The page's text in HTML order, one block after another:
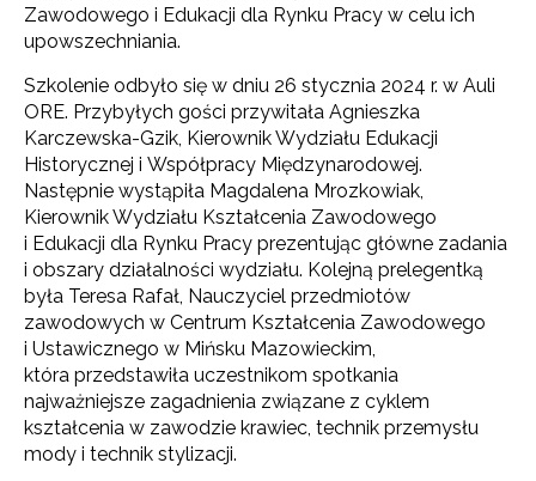
Zawodowego i Edukacji dla Rynku Pracy w celu ich
upowszechniania.
Szkolenie odbyło się w dniu 26 stycznia 2024 r. w Auli
ORE. Przybyłych gości przywitała Agnieszka
Karczewska-Gzik, Kierownik Wydziału Edukacji
Historycznej i Współpracy Międzynarodowej.
Następnie wystąpiła Magdalena Mrozkowiak,
Kierownik Wydziału Kształcenia Zawodowego
i Edukacji dla Rynku Pracy prezentując główne zadania
i obszary działalności wydziału. Kolejną prelegentką
była Teresa Rafał, Nauczyciel przedmiotów
zawodowych w Centrum Kształcenia Zawodowego
i Ustawicznego w Mińsku Mazowieckim,
która przedstawiła uczestnikom spotkania
najważniejsze zagadnienia związane z cyklem
kształcenia w zawodzie krawiec, technik przemysłu
mody i technik stylizacji.